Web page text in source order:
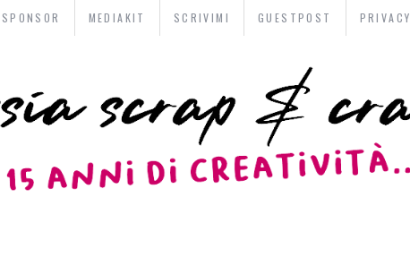
SPONSOR MEDIAKIT SCRIVIMI GUESTPOST PRIVACY